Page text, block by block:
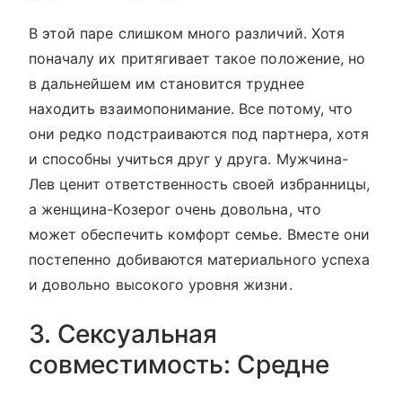
В этой паре слишком много различий. Хотя
поначалу их притягивает такое положение, но
в дальнейшем им становится труднее
находить взаимопонимание. Все потому, что
они редко подстраиваются под партнера, хотя
и способны учиться друг у друга. Мужчина-
Лев ценит ответственность своей избранницы,
а женщина-Козерог очень довольна, что
может обеспечить комфорт семье. Вместе они
постепенно добиваются материального успеха
и довольно высокого уровня жизни.
3. Сексуальная
совместимость: Средне